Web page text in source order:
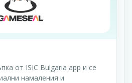
от ISIC Bulgaria app и се
намаления и